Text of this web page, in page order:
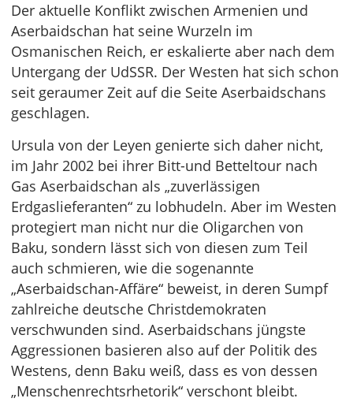
Der aktuelle Konflikt zwischen Armenien und
Aserbaidschan hat seine Wurzeln im
Osmanischen Reich, er eskalierte aber nach dem
Untergang der UdSSR. Der Westen hat sich schon
seit geraumer Zeit auf die Seite Aserbaidschans
geschlagen.
Ursula von der Leyen genierte sich daher nicht,
im Jahr 2002 bei ihrer Bitt-und Betteltour nach
Gas Aserbaidschan als „zuverlässigen
Erdgaslieferanten“ zu lobhudeln. Aber im Westen
protegiert man nicht nur die Oligarchen von
Baku, sondern lässt sich von diesen zum Teil
auch schmieren, wie die sogenannte
„Aserbaidschan-Affäre“ beweist, in deren Sumpf
zahlreiche deutsche Christdemokraten
verschwunden sind. Aserbaidschans jüngste
Aggressionen basieren also auf der Politik des
Westens, denn Baku weiß, dass es von dessen
„Menschenrechtsrhetorik“ verschont bleibt.